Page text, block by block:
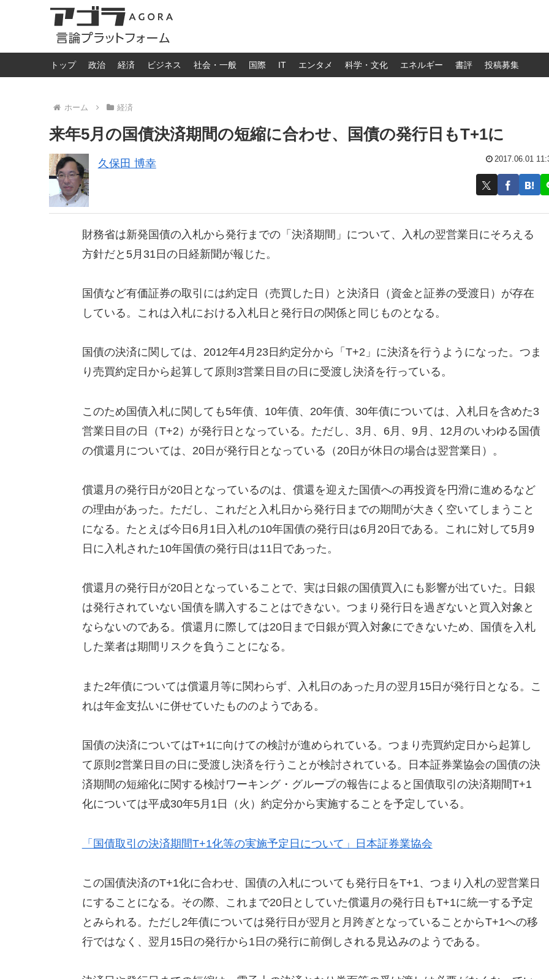
トップ 政治 経済 ビジネス 社会・一般 国際 IT エンタメ 科学・文化 エネルギー 書評 投稿募集
ホーム 経済
来年5月の国債決済期間の短縮に合わせ、国債の発行日もT+1に
久保田 博幸 2017.06.01
財務省は新発国債の入札から発行までの「決済期間」について、入札の翌営業日にそろえる
方針だと5月31日の日経新聞が報じた。
国債など有価証券の取引には約定日（売買した日）と決済日（資金と証券の受渡日）が存在
している。これは入札における入札日と発行日の関係と同じものとなる。
国債の決済に関しては、2012年4月23日約定分から「T+2」に決済を行うようになった。つま
り売買約定日から起算して原則3営業日目の日に受渡し決済を行っている。
このため国債入札に関しても5年債、10年債、20年債、30年債については、入札日を含めた3
営業日目の日（T+2）が発行日となっている。ただし、3月、6月、9月、12月のいわゆる国債
の償還月については、20日が発行日となっている（20日が休日の場合は翌営業日）。
償還月の発行日が20日となっているのは、償還を迎えた国債への再投資を円滑に進めるなど
の理由があった。ただし、これだと入札日から発行日までの期間が大きく空いてしまうこと
になる。たとえば今日6月1日入札の10年国債の発行日は6月20日である。これに対して5月9
日に入札された10年国債の発行日は11日であった。
償還月の発行日が20日となっていることで、実は日銀の国債買入にも影響が出ていた。日銀
は発行されていない国債を購入することはできない。つまり発行日を過ぎないと買入対象と
ならないのである。償還月に際しては20日まで日銀が買入対象にできないため、国債を入札
した業者は期間リスクを負うことになる。
また2年債については償還月等に関わらず、入札日のあった月の翌月15日が発行日となる。こ
れは年金支払いに併せていたもののようである。
国債の決済についてはT+1に向けての検討が進められている。つまり売買約定日から起算し
て原則2営業日目の日に受渡し決済を行うことが検討されている。日本証券業協会の国債の決
済期間の短縮化に関する検討ワーキング・グループの報告によると国債取引の決済期間T+1
化については平成30年5月1日（火）約定分から実施することを予定している。
「国債取引の決済期間T+1化等の実施予定日について」日本証券業協会
この国債決済のT+1化に合わせ、国債の入札についても発行日をT+1、つまり入札の翌営業日
にすることになる。その際、これまで20日としていた償還月の発行日もT+1に統一する予定
とみられる。ただし2年債については発行日が翌月と月跨ぎとなっていることからT+1への移
行ではなく、翌月15日の発行から1日の発行に前倒しされる見込みのようである。